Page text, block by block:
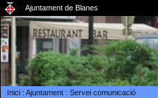
Ajuntament de Blanes
Inici: Ajuntament: Servei comunicació